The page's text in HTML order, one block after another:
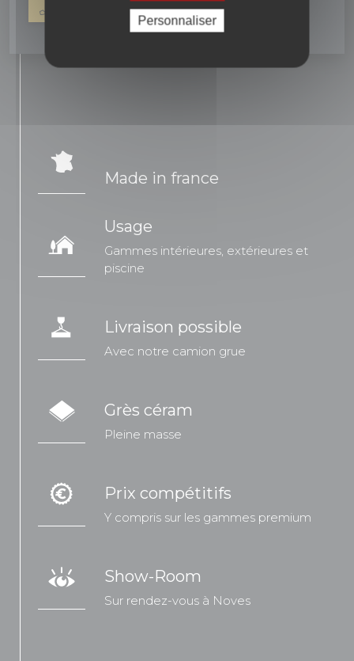
04 90 16 42 67 NOUS ÉCRIRE
Made in france
Usage
Gammes intérieures, extérieures et
piscine
Livraison possible
Avec notre camion grue
Grès céram
Pleine masse
Prix compétitifs
Y compris sur les gammes premium
Show-Room
Sur rendez-vous à Noves
Personnaliser